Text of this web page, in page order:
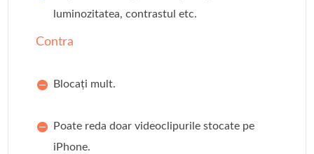
luminozitatea, contrastul etc.
Contra
Blocați mult.
Poate reda doar videoclipurile stocate pe
iPhone.